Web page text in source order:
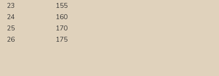
23
155
24
160
25
170
26
175